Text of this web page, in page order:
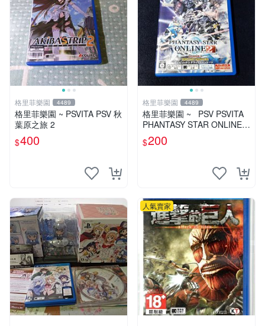
格里菲樂園 4489
格里菲樂園 ~ PSVITA PSV 秋
葉原之旅 2
$400
格里菲樂園 4489
格里菲樂園 ~ PSV PSVITA
PHANTASY STAR ONLINE 2
EPISODE 3 日版
$200
人氣賣家